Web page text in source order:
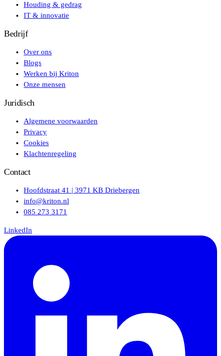
Houding & gedrag
IT & innovatie
Bedrijf
Over ons
Blogs
Werken bij Kriton
Onze mensen
Juridisch
Algemene voorwaarden
Privacy
Cookies
Klachtenregeling
Contact
Hoofdstraat 41 | 3971 KB Driebergen
info@kriton.nl
085 273 3171
LinkedIn